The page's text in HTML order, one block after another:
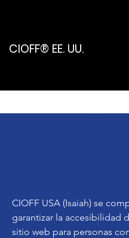
CIOFF® EE. UU.
CIOFF USA (Isaiah) se
garantizar la accesibilidad
sitio web para personas